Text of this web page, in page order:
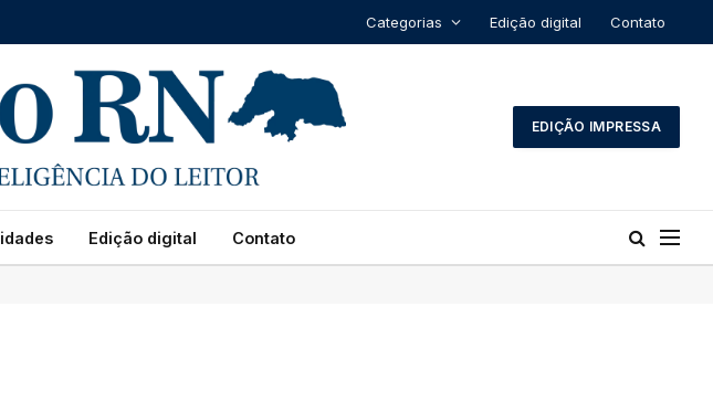
Categorias Edição digital Contato
EDIÇÃO IMPRESSA
Edição digital Contato